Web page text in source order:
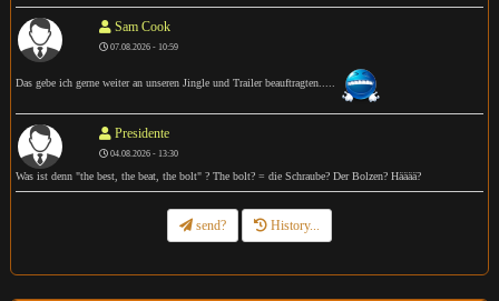
Sam Cook
07.08.2026 - 10:59
Das gebe ich gerne weiter an unseren Jingle und Trailer beauftragten.....
Presidente
04.08.2026 - 13:30
Was ist denn "the best, the beat, the bolt" ? The bolt? = die Schraube? Der Bolzen? Hääää?
send? History...